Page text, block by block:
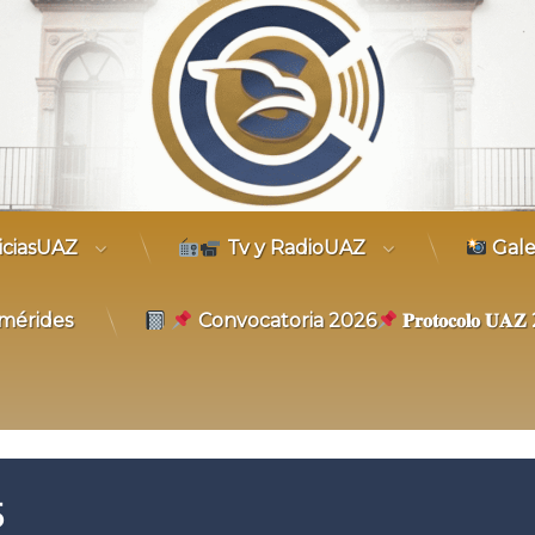
Tv y RadioUAZ
Convocatoria 2026 𝐏𝐫𝐨𝐭𝐨𝐜𝐨𝐥𝐨